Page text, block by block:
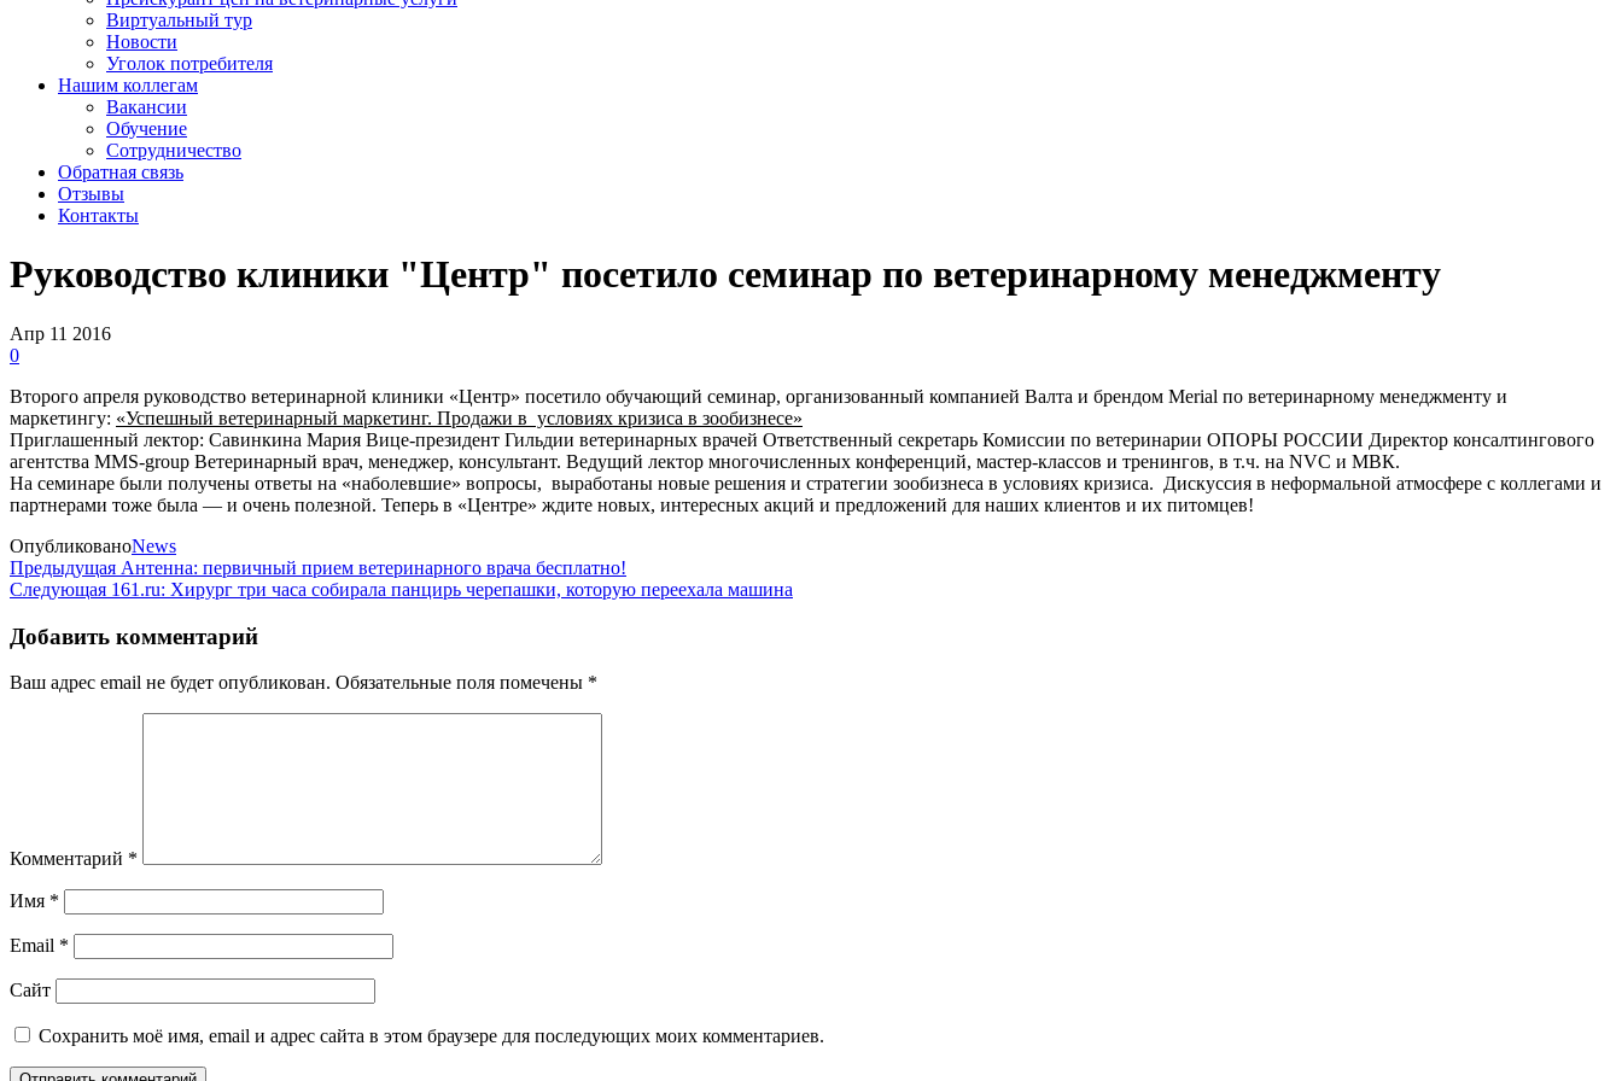
Виртуальный тур
Новости
Уголок потребителя
Нашим коллегам
Вакансии
Обучение
Сотрудничество
Обратная связь
Отзывы
Контакты
Руководство клиники "Центр" посетило семинар по ветеринарному менеджменту
Апр 11 2016
0
Второго апреля руководство ветеринарной клиники «Центр» посетило обучающий семинар, организованный компанией Валта и брендом Merial по ветеринарному менеджменту и
маркетингу: «Успешный ветеринарный маркетинг. Продажи в условиях кризиса в зообизнесе»
Приглашенный лектор: Савинкина Мария Вице-президент Гильдии ветеринарных врачей Ответственный секретарь Комиссии по ветеринарии ОПОРЫ РОССИИ Директор консалтингового
агентства MMS-group Ветеринарный врач, менеджер, консультант. Ведущий лектор многочисленных конференций, мастер-классов и тренингов, в т.ч. на NVC и МВК.
На семинаре были получены ответы на «наболевшие» вопросы, выработаны новые решения и стратегии зообизнеса в условиях кризиса. Дискуссия в неформальной атмосфере с коллегами и
партнерами тоже была — и очень полезной. Теперь в «Центре» ждите новых, интересных акций и предложений для наших клиентов и их питомцев!
ОпубликованоNews
Навигация
по
записям
Предыдущая
запись
Предыдущая Антенна: первичный прием ветеринарного врача бесплатно!
Следующая
Следующая 161.ru: Хирург три часа собирала панцирь черепашки, которую переехала машина
Добавить комментарий
Ваш адрес email не будет опубликован. Обязательные поля помечены *
Комментарий *
Имя *
Email *
Сайт
Сохранить моё имя, email и адрес сайта в этом браузере для последующих моих комментариев.